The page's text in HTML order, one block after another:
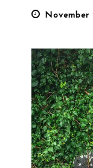
PostedNovember